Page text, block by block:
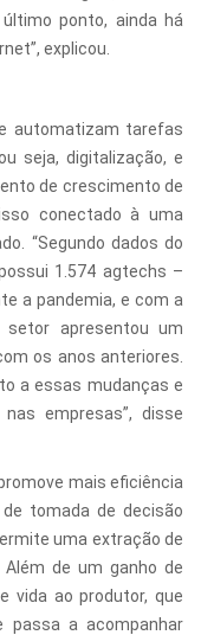
ponto, ainda há
explicou.
automatizam tarefas
seja, digitalização, e
de crescimento de
conectado à uma
“Segundo dados do
1.574 agtechs –
a pandemia, e com a
setor apresentou um
os anos anteriores.
a essas mudanças e
empresas”, disse
mais eficiência
tomada de decisão
uma extração de
de um ganho de
vida ao produtor, que
a acompanhar